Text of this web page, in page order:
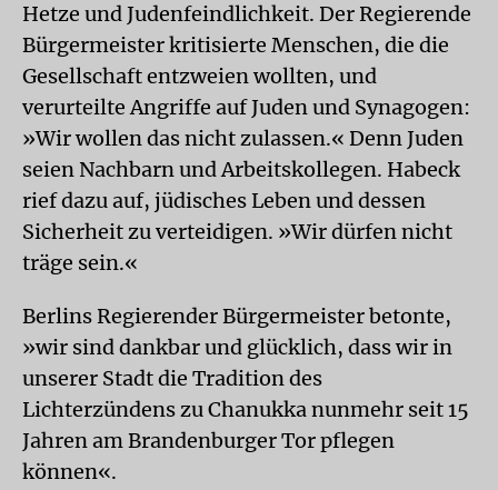
Hetze und Judenfeindlichkeit. Der Regierende
Bürgermeister kritisierte Menschen, die die
Gesellschaft entzweien wollten, und
verurteilte Angriffe auf Juden und Synagogen:
»Wir wollen das nicht zulassen.« Denn Juden
seien Nachbarn und Arbeitskollegen. Habeck
rief dazu auf, jüdisches Leben und dessen
Sicherheit zu verteidigen. »Wir dürfen nicht
träge sein.«
Berlins Regierender Bürgermeister betonte,
»wir sind dankbar und glücklich, dass wir in
unserer Stadt die Tradition des
Lichterzündens zu Chanukka nunmehr seit 15
Jahren am Brandenburger Tor pflegen
können«.